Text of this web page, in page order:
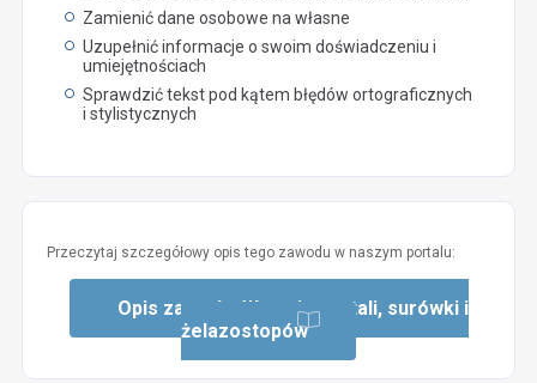
Zamienić dane osobowe na własne
Uzupełnić informacje o swoim doświadczeniu i
umiejętnościach
Sprawdzić tekst pod kątem błędów ortograficznych
i stylistycznych
Przeczytaj szczegółowy opis tego zawodu w naszym portalu:
Opis zawodu: Wytapiacz stali, surówki i
żelazostopów